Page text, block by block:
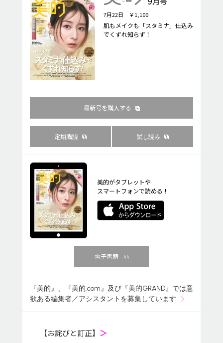
7月22日 ￥1,100
肌もメイクも「スタミナ」仕込み
でくずれ知らず！
最新号を購入する
定期購読 試し読み
美的がタブレットや
スマートフォンで読める！
電子書籍
『美的』、『美的.com』及び『美的GRAND』では意
欲ある編集者／アシスタントを募集しています
【お詫びと訂正】 ＞